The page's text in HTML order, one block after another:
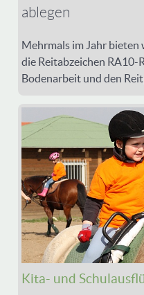
ablegen
Mehrmals im Jahr
die Reitabzeichen RA10-
Bodenarbeit und den
Kita- und